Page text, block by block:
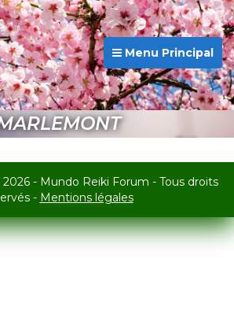
Menu Principal
- Mundo Reiki Forum - Tous droits
- Mentions légales